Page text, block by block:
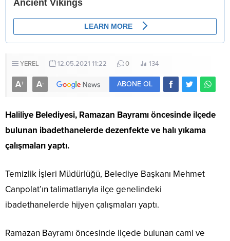
YEREL 12.05.2021 11:22 0 134
A+ A- ABONE OL
Haliliye Belediyesi, Ramazan Bayramı öncesinde ilçede
bulunan ibadethanelerde dezenfekte ve halı yıkama
çalışmaları yaptı.
Temizlik İşleri Müdürlüğü, Belediye Başkanı Mehmet
Canpolat’ın talimatlarıyla ilçe genelindeki
ibadethanelerde hijyen çalışmaları yaptı.
Ramazan Bayramı öncesinde ilçede bulunan cami ve